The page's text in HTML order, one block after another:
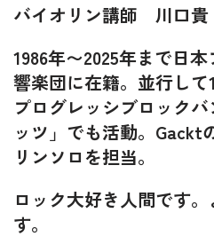
バイオリン講師 川口貴
1986年〜2025年まで日
響楽団に在籍。並行して
プログレッシブロック
ッツ」でも活動。Gackt
リンソロを担当。
ロック大好き人間です
す。